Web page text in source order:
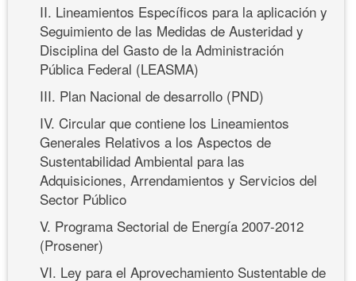
II. Lineamientos Específicos para la aplicación y
Seguimiento de las Medidas de Austeridad y
Disciplina del Gasto de la Administración
Pública Federal (LEASMA)
III. Plan Nacional de desarrollo (PND)
IV. Circular que contiene los Lineamientos
Generales Relativos a los Aspectos de
Sustentabilidad Ambiental para las
Adquisiciones, Arrendamientos y Servicios del
Sector Público
V. Programa Sectorial de Energía 2007-2012
(Prosener)
VI. Ley para el Aprovechamiento Sustentable de